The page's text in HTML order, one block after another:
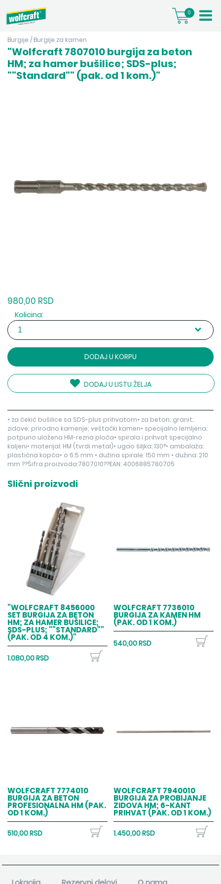
0
Burgije / Burgije za kamen
"Wolfcraft 7807010 burgija za beton
HM; za hamer bušilice; SDS-plus;
""Standard"" (pak. od 1 kom.)"
980,00 RSD
Kolicina:
DODAJ U KORPU
DODAJ U LISTU ŽELJA
• za čekić bušilice sa SDS-plus prihvatom• za beton; granit;
zidove; prirodno kamenje; veštački kamen• specijalno lemljena;
potpuno uložena HM-rezna ploča• spirala i prihvat specijalno
kaljeni• materijal: HM (tvrdi metal)• ugao šiljka: 130°• ambalaža:
plastična kopča• o 6;5 mm • dužina spirale: 150 mm • dužina: 210
mm ??Šifra proizvoda:7807010??EAN: 4006885780705
Slični proizvodi
"WOLFCRAFT 8456000
SET BURGIJA ZA BETON
HM; ZA HAMER BUŠILICE;
SDS-PLUS; ""STANDARD""
(PAK. OD 4 KOM.)"
1.080,00 RSD
WOLFCRAFT 7736010
BURGIJA ZA KAMEN HM
(PAK. OD 1 KOM.)
540,00 RSD
WOLFCRAFT 7774010
BURGIJA ZA BETON
PROFESIONALNA HM (PAK.
OD 1 KOM.)
510,00 RSD
WOLFCRAFT 7940010
BURGIJA ZA PROBIJANJE
ZIDOVA HM; 6-KANT
PRIHVAT (PAK. OD 1 KOM.)
1.450,00 RSD